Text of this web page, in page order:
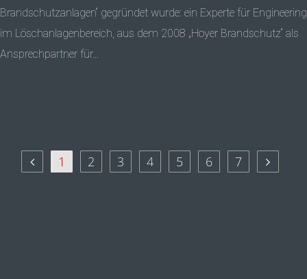
Brandschutzanlagen“ gegründet wurde: ein Experte für Engineering
im Löschanlagenbereich, aus dem 2008 „Hoyer Brandschutz“ als
Ansprechpartner für...
1 2 3 4 5 6 7